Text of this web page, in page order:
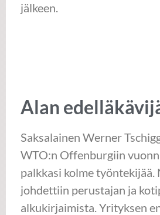
jälkeen.
Alan
Saksalainen Werner
WTO:n Offenburgiin
palkkasi kolme työntekijää.
johdettiin perustajan ja
alkukirjaimista. Yrityksen